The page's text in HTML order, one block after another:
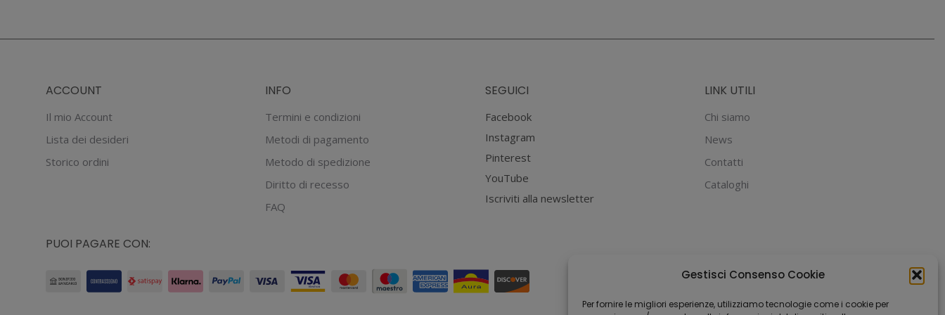
Gestisci Consenso Cookie
Per fornire le migliori esperienze, utilizziamo tecnologie come i cookie per
prodotto
ACCOUNT
Il mio Account
Lista dei desideri
Storico ordini
INFO
Termini e condizioni
Metodi di pagamento
Metodo di spedizione
Diritto di recesso
FAQ
SEGUICI
Facebook
Instagram
Pinterest
YouTube
Iscriviti alla newsletter
LINK UTILI
Chi siamo
News
Contatti
Cataloghi
PUOI PAGARE CON: